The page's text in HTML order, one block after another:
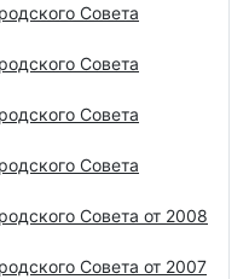
Совета
Совета
Совета
Совета
Совета от 2008
Совета от 2007